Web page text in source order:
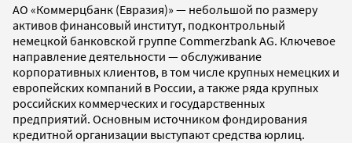
АО «Коммерцбанк (Евразия)» — небольшой по размеру
активов финансовый институт, подконтрольный
немецкой банковской группе Commerzbank AG. Ключевое
направление деятельности — обслуживание
корпоративных клиентов, в том числе крупных немецких и
европейских компаний в России, а также ряда крупных
российских коммерческих и государственных
предприятий. Основным источником фондирования
кредитной организации выступают средства юрлиц.